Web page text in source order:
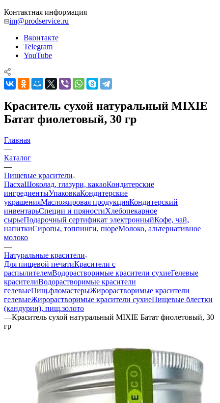
Контактная информация
im@prodservice.ru
Вконтакте
Telegram
YouTube
Краситель сухой натуральный MIXIE
Батат фиолетовый, 30 гр
Главная
—
Каталог
—
Пищевые красители
ПасхаШоколад, глазури, какаоКондитерские
ингредиентыУпаковкаКондитерские
украшенияМасложировая продукцияКондитерский
инвентарьСпеции и пряностиХлебопекарное
сырьеПодарочный сертификат электронныйКофе, чай,
напиткиСиропы, топпинги, пюреМолоко, альтернативное
молоко
—
Натуральные красители
Для пищевой печатиКрасители с
распылителемВодорастворимые красители сухиеГелевые
красителиВодорастворимые красители
гелевыеПищ.фломастерыЖирорастворимые красители
гелевыеЖирорастворимые красители сухиеПищевые блестки
(кандурин), пищ.золото
—Краситель сухой натуральный MIXIE Батат фиолетовый, 30
гр